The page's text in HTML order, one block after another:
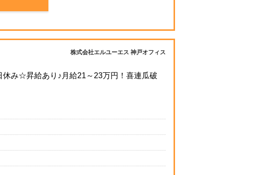
株式会社エルユーエス 神戸オフィス
休み☆昇給あり♪月給21～23万円！喜連瓜破